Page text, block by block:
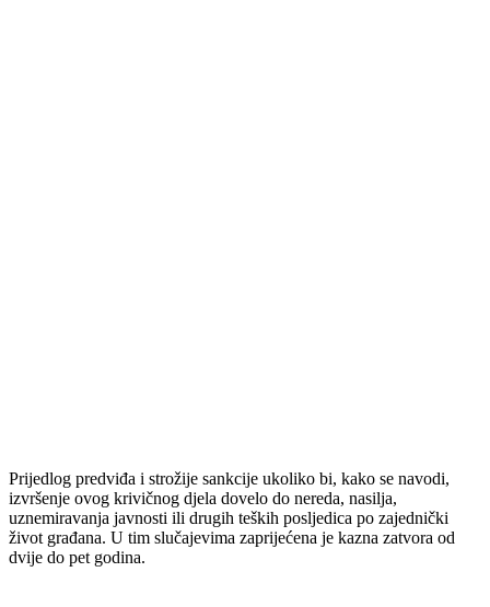
Prijedlog predviđa i strožije sankcije ukoliko bi, kako se navodi,
izvršenje ovog krivičnog djela dovelo do nereda, nasilja,
uznemiravanja javnosti ili drugih teških posljedica po zajednički
život građana. U tim slučajevima zaprijećena je kazna zatvora od
dvije do pet godina.